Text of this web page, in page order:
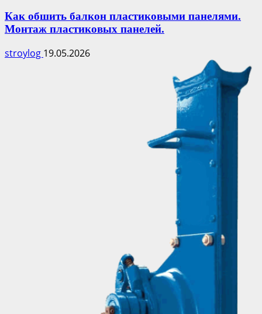
Как обшить балкон пластиковыми панелями.
Монтаж пластиковых панелей.
stroylog 19.05.2026